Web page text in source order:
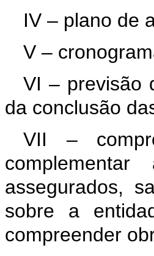
IV – plano de
V –
VI – previsão
da conclusão
VII –
assegurados,
sobre a
compreender